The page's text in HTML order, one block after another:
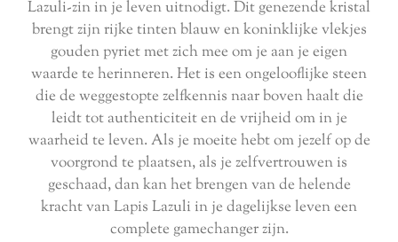
Lazuli-zin in je leven uitnodigt. Dit genezende kristal
brengt zijn rijke tinten blauw en koninklijke vlekjes
gouden pyriet met zich mee om je aan je eigen
waarde te herinneren. Het is een ongelooflijke steen
die de weggestopte zelfkennis naar boven haalt die
leidt tot authenticiteit en de vrijheid om in je
waarheid te leven. Als je moeite hebt om jezelf op de
voorgrond te plaatsen, als je zelfvertrouwen is
geschaad, dan kan het brengen van de helende
kracht van Lapis Lazuli in je dagelijkse leven een
complete gamechanger zijn.